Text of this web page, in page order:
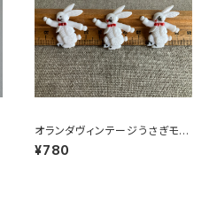
オランダヴィンテージうさぎモチ
ーフプラパーツ30個セットNo6
¥780